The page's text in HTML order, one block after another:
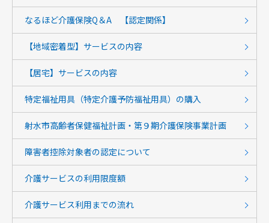
なるほど介護保険Q＆A 【認定関係】
【地域密着型】サービスの内容
【居宅】サービスの内容
特定福祉用具（特定介護予防福祉用具）の購入
射水市高齢者保健福祉計画・第９期介護保険事業計画
障害者控除対象者の認定について
介護サービスの利用限度額
介護サービス利用までの流れ